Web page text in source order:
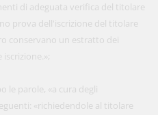
di adeguata verifica del titolare
prova dell'iscrizione del titolare
conservano un estratto dei
le parole, «a cura degli
«richiedendole al titolare